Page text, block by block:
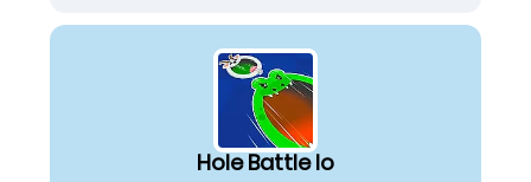
instantanément dans un maelström d'action
visuelle. Et la meilleure partie ? L'accès à ce
spectacle est immédiat : parmi les instant play
games, celui-ci vous plonge directement dans
l'œil du cyclone, prêt à éblouir et à divertir.
Festin Visuel Évolutif:Observez la
Hole Battle Io